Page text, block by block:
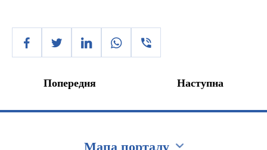
Попередня Наступна
Мапа порталу